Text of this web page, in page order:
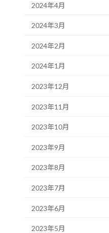
2024年4月
2024年3月
2024年2月
2024年1月
2023年12月
2023年11月
2023年10月
2023年9月
2023年8月
2023年7月
2023年6月
2023年5月